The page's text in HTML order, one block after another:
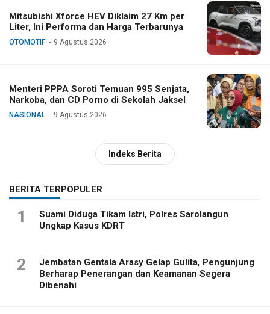
Mitsubishi Xforce HEV Diklaim 27 Km per
Liter, Ini Performa dan Harga Terbarunya
OTOMOTIF 9 Agustus 2026
Menteri PPPA Soroti Temuan 995 Senjata,
Narkoba, dan CD Porno di Sekolah Jaksel
NASIONAL 9 Agustus 2026
Indeks Berita
BERITA TERPOPULER
1
Suami Diduga Tikam Istri, Polres Sarolangun
Ungkap Kasus KDRT
2
Jembatan Gentala Arasy Gelap Gulita, Pengunjung
Berharap Penerangan dan Keamanan Segera
Dibenahi